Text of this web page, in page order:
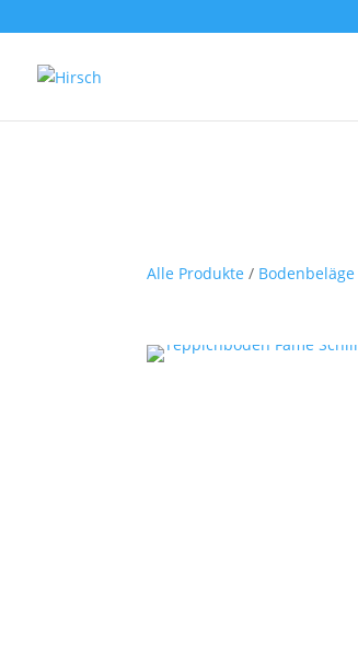
Alle Produkte / Bodenbeläge